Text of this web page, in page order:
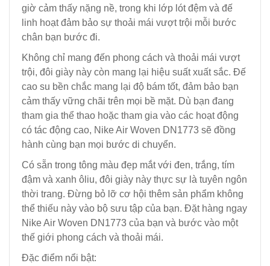
giờ cảm thấy nặng nề, trong khi lớp lót đệm và đế
linh hoạt đảm bảo sự thoải mái vượt trội mỗi bước
chân bạn bước đi.
Không chỉ mang đến phong cách và thoải mái vượt
trội, đôi giày này còn mang lại hiệu suất xuất sắc. Đế
cao su bền chắc mang lại độ bám tốt, đảm bảo bạn
cảm thấy vững chãi trên mọi bề mặt. Dù bạn đang
tham gia thể thao hoặc tham gia vào các hoạt động
có tác động cao, Nike Air Woven DN1773 sẽ đồng
hành cùng bạn mọi bước di chuyển.
Có sẵn trong tông màu đẹp mắt với đen, trắng, tím
đậm và xanh ôliu, đôi giày này thực sự là tuyên ngôn
thời trang. Đừng bỏ lỡ cơ hội thêm sản phẩm không
thể thiếu này vào bộ sưu tập của bạn. Đặt hàng ngay
Nike Air Woven DN1773 của bạn và bước vào một
thế giới phong cách và thoải mái.
Đặc điểm nổi bật: